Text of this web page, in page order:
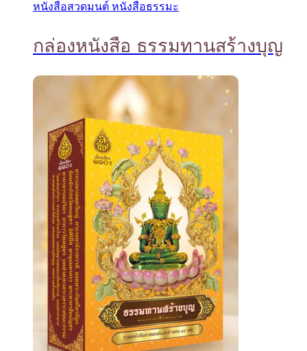
หนังสือสวดมนต์ หนังสือธรรมะ
กล่องหนังสือ ธรรมทานสร้างบุญ